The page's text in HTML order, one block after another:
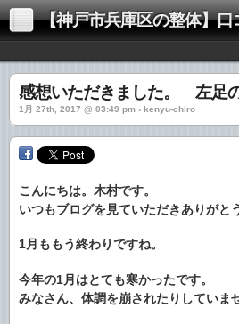
【神戸市兵庫区の整体】口コミで評判の「き
感想いただきました。 左足
1月 27th, 2017 @ 03:49 pm › kenyu-chiro
こんにちは。木村です。
いつもブログを見ていただきありがと
1月ももう終わりですね。
今年の1月はとても寒かったです。
みなさん、体調を崩されたりしていま